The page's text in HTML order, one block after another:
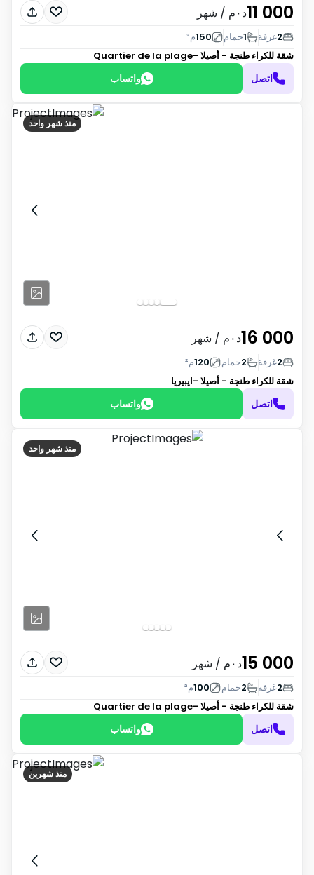
11 000د٠م / شهر
2غرفة 1حمام 150م²
شقة للكراء طنجة - أصيلا -Quartier de la plage
اتصل واتساب
منذ شهر واحد
16 000د٠م / شهر
2غرفة 2حمام 120م²
شقة للكراء طنجة - أصيلا -ايبيريا
اتصل واتساب
منذ شهر واحد
15 000د٠م / شهر
2غرفة 2حمام 100م²
شقة للكراء طنجة - أصيلا -Quartier de la plage
اتصل واتساب
منذ شهرين